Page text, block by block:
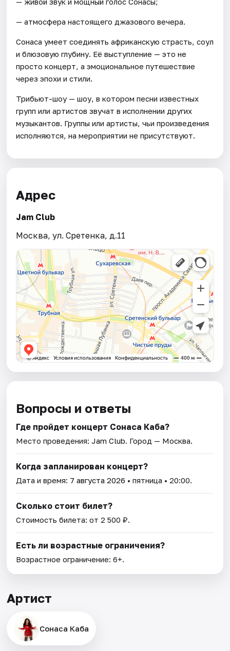
— атмосфера настоящего джазового вечера.
Сонаса умеет соединять африканскую страсть, соул
и блюзовую глубину. Её выступление — это не
просто концерт, а эмоциональное путешествие
через эпохи и стили.
Трибьют-шоу — шоу, в котором песни известных
групп или артистов звучат в исполнении других
музыкантов. Группы или артисты, чьи произведения
исполняются, на мероприятии не присутствуют.
Адрес
Jam Club
Москва, ул. Сретенка, д.11
Вопросы и ответы
Где пройдет концерт Сонаса Каба?
Место проведения:Jam Club. Город — Москва.
Когда запланирован концерт?
Дата и время: 7 августа 2026 • пятница • 20:00.
Сколько стоит билет?
Стоимость билета: от 2 500 ₽.
Есть ли возрастные ограничения?
Возрастное ограничение: 6+.
Артист
Сонаса Каба